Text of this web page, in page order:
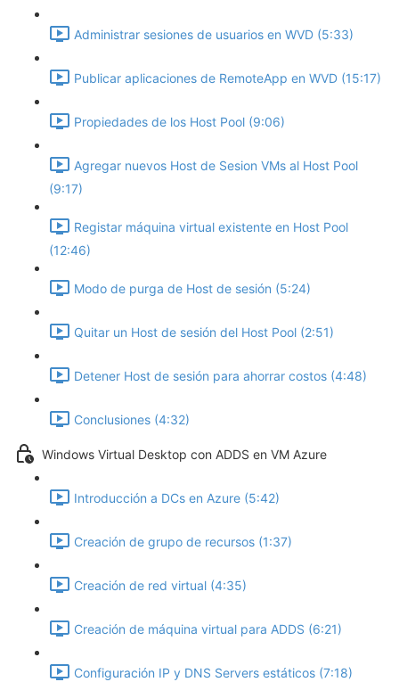
Administrar sesiones de usuarios en WVD (5:33)
Publicar aplicaciones de RemoteApp en WVD (15:17)
Propiedades de los Host Pool (9:06)
Agregar nuevos Host de Sesion VMs al Host Pool
(9:17)
Registar máquina virtual existente en Host Pool
(12:46)
Modo de purga de Host de sesión (5:24)
Quitar un Host de sesión del Host Pool (2:51)
Detener Host de sesión para ahorrar costos (4:48)
Conclusiones (4:32)
Windows Virtual Desktop con ADDS en VM Azure
Introducción a DCs en Azure (5:42)
Creación de grupo de recursos (1:37)
Creación de red virtual (4:35)
Creación de máquina virtual para ADDS (6:21)
Configuración IP y DNS Servers estáticos (7:18)